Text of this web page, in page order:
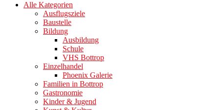
Alle Kategorien
Ausflugsziele
Baustelle
Bildung
Ausbildung
Schule
VHS Bottrop
Einzelhandel
Phoenix Galerie
Familien in Bottrop
Gastronomie
Kinder & Jugend